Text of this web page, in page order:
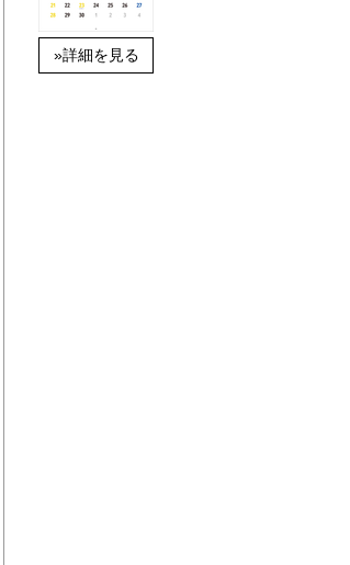
»詳細を見る